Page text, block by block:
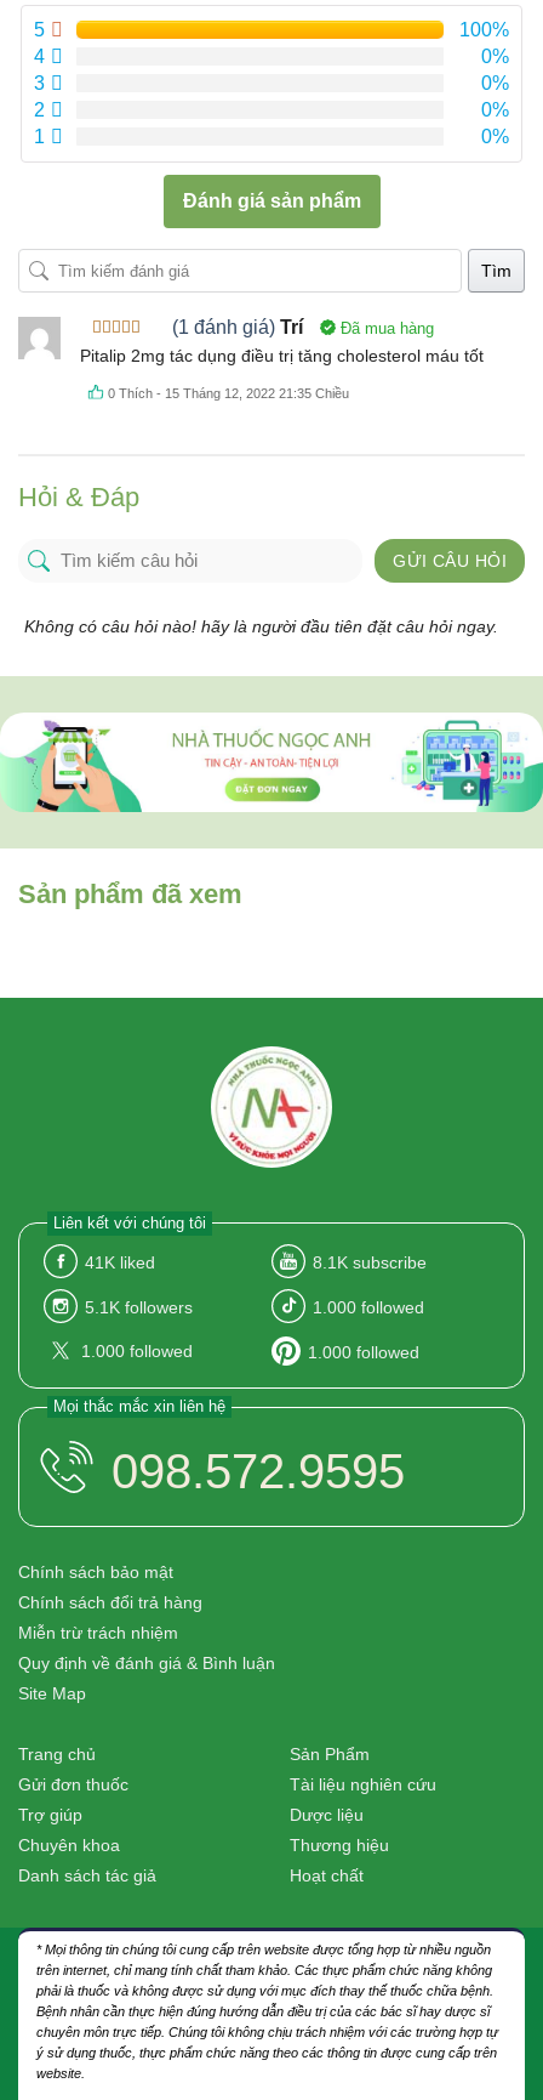
5
100%
4
0%
3
0%
2
0%
1
0%
Đánh giá sản phẩm
Tìm
Được xếp
hạng 55
sao
(1 đánh giá) Trí Đã mua hàng
Pitalip 2mg tác dụng điều trị tăng cholesterol máu tốt
0 Thích - 15 Tháng 12, 2022 21:35 Chiều
Hỏi & Đáp
GỬI CÂU HỎI
Không có câu hỏi nào! hãy là người đầu tiên đặt câu hỏi ngay.
Sản phẩm đã xem
Liên kết với chúng tôi
41K liked 8.1K subscribe
5.1K followers 1.000 followed
1.000 followed 1.000 followed
Mọi thắc mắc xin liên hệ
098.572.9595
Chính sách bảo mật
Chính sách đổi trả hàng
Miễn trừ trách nhiệm
Quy định về đánh giá & Bình luận
Site Map
Trang chủ
Gửi đơn thuốc
Trợ giúp
Chuyên khoa
Danh sách tác giả
Sản Phẩm
Tài liệu nghiên cứu
Dược liệu
Thương hiệu
Hoạt chất
* Mọi thông tin chúng tôi cung cấp trên website được tổng hợp từ nhiều nguồn
trên internet, chỉ mang tính chất tham khảo. Các thực phẩm chức năng không
phải là thuốc và không được sử dụng với mục đích thay thế thuốc chữa bệnh.
Bệnh nhân cần thực hiện đúng hướng dẫn điều trị của các bác sĩ hay dược sĩ
chuyên môn trực tiếp. Chúng tôi không chịu trách nhiệm với các trường hợp tự
ý sử dụng thuốc, thực phẩm chức năng theo các thông tin được cung cấp trên
website.